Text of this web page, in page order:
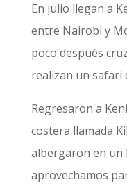
En julio llegan a
entre Nairobi y
poco después
realizan un safari
Regresaron a
costera llamada
albergaron en un
aprovechamos